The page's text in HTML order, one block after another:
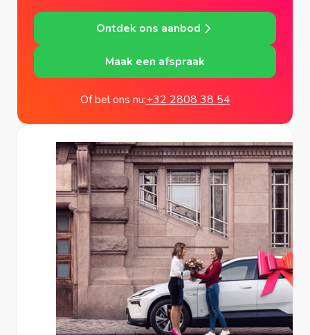
Ontdek ons aanbod
Maak een afspraak
Of bel ons nu:+32 2808 38 54